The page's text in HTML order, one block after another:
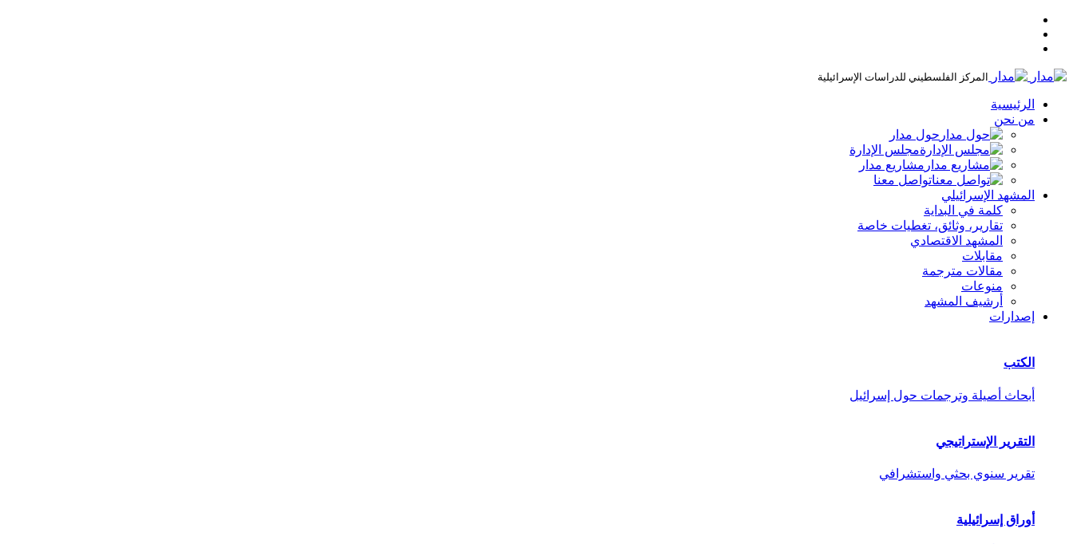
المركز الفلسطيني للدراسات الإسرائيلية
الرئيسية
من نحن
حول مدار
مجلس الإدارة
مشاريع مدار
تواصل معنا
المشهد الإسرائيلي
كلمة في البداية
تقارير، وثائق، تغطيات خاصة
المشهد الاقتصادي
مقابلات
مقالات مترجمة
منوعات
أرشيف المشهد
إصدارات
الكتب
أبحاث أصيلة وترجمات حول إسرائيل
التقرير الإستراتيجي
تقرير سنوي بحثي واستشرافي
أوراق إسرائيلية